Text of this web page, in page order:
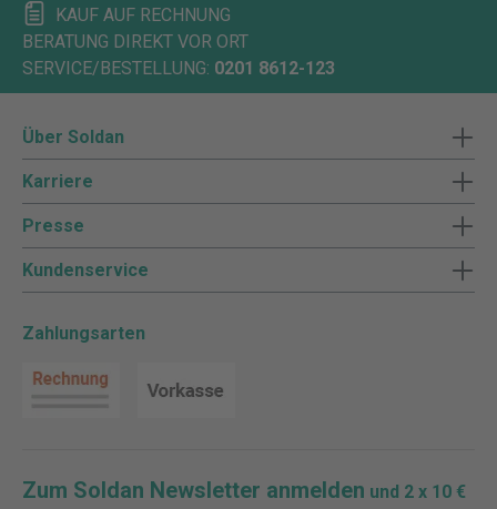
KAUF AUF RECHNUNG
BERATUNG DIREKT VOR ORT
SERVICE/BESTELLUNG: 0201 8612-123
Über Soldan
Karriere
Presse
Kundenservice
Zahlungsarten
Zum Soldan Newsletter anmelden und 2 x 10 €